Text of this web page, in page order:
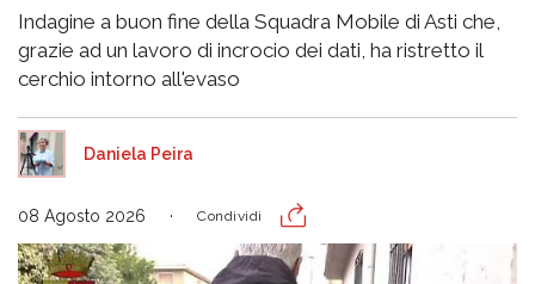
Indagine a buon fine della Squadra Mobile di Asti che,
grazie ad un lavoro di incrocio dei dati, ha ristretto il
cerchio intorno all'evaso
Daniela Peira
08 Agosto 2026 Condividi